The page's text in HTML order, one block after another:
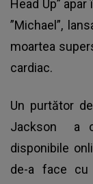
Head Up”
”Michael”,
moartea
cardiac.
Un purtător
Jackson
a
disponibile
de-a face cu